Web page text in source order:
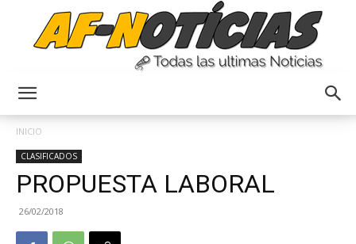
INICIO
CLASIFICADOS
PROPUESTA LABORAL
26/02/2018